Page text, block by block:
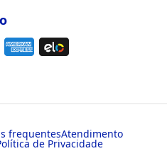
frequentesAtendimento
de Privacidade